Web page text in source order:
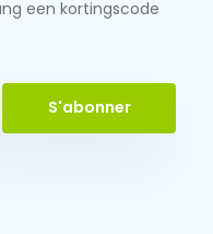
een kortingscode
S'abonner